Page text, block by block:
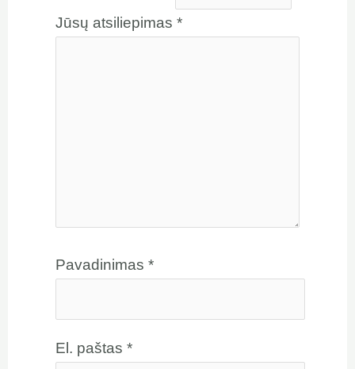
Jūsų atsiliepimas *
Pavadinimas *
El. paštas *